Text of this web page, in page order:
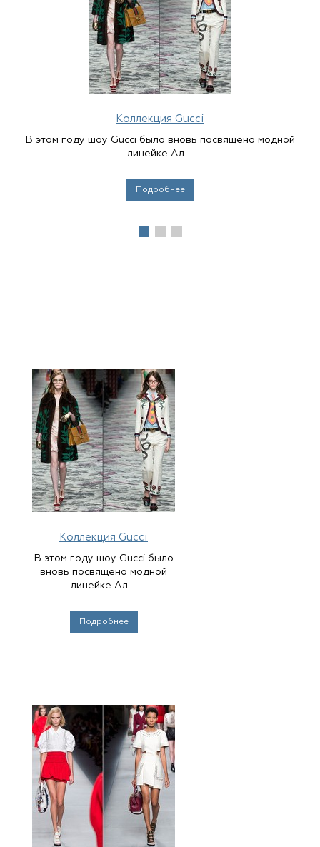
Коллекция Gucci
В этом году шоу Gucci было вновь посвящено модной
линейке Ал ...
Подробнее
Коллекция Gucci
В этом году шоу Gucci было
вновь посвящено модной
линейке Ал ...
Подробнее